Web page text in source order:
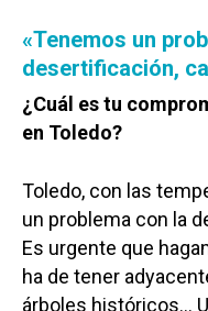
«Tenemos un
desertificación,
¿Cuál es tu
en Toledo?
Toledo, con las
un problema con la
Es urgente que
ha de tener
árboles históricos…